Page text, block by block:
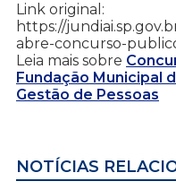
Link original:
https://
abre-concurso-
Leia mais sobre
Fundação Municipal
Gestão de Pessoas
NOTÍCIAS